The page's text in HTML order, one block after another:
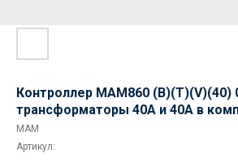
Контроллер MAM860 (B)(Т)(V)(40)
трансформаторы 40А и 40А в
MAM
Артикул: